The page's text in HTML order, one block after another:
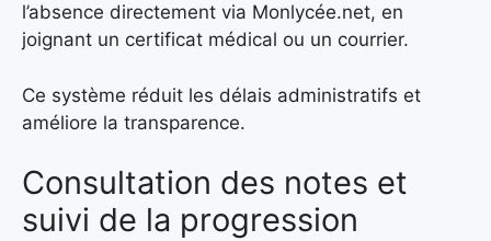
l’absence directement via Monlycée.net, en
joignant un certificat médical ou un courrier.
Ce système réduit les délais administratifs et
améliore la transparence.
Consultation des notes et
suivi de la progression